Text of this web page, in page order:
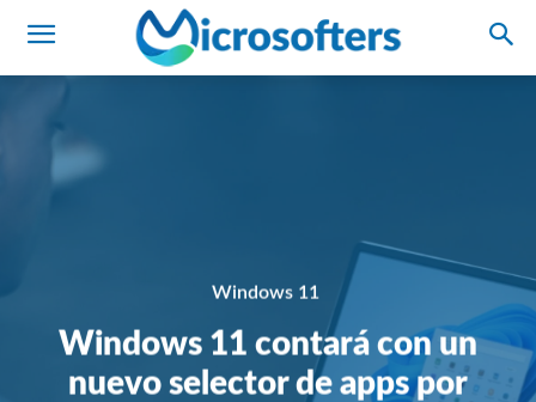
Windows 11
Windows 11 contará con un
nuevo selector de apps por